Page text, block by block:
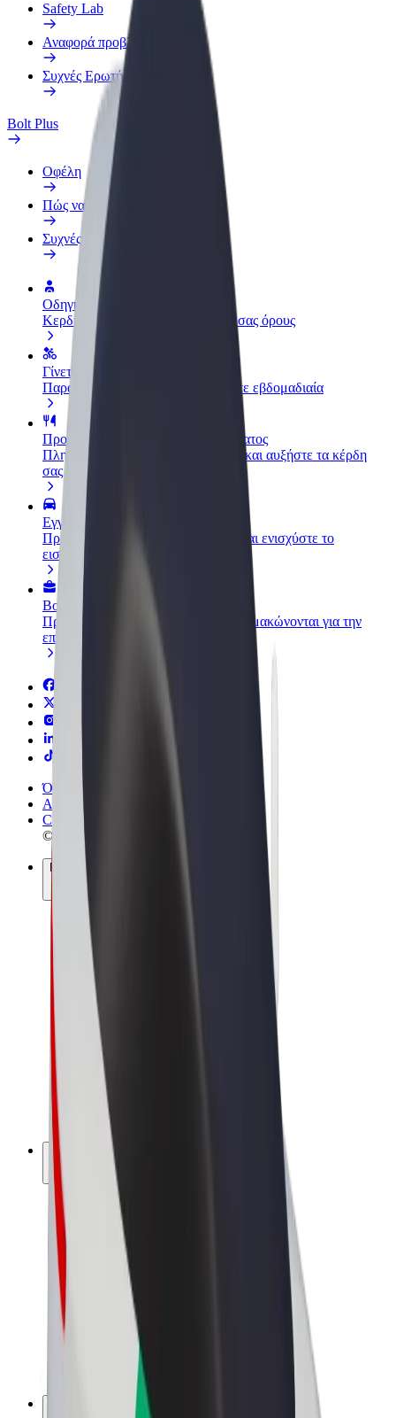
Safety Lab
Αναφορά προβλήματος
Συχνές Ερωτήσεις
Bolt Plus
Οφέλη
Πώς να συμμετάσχετε
Συχνές Ερωτήσεις
Οδηγήστε
Κερδίστε χρήματα με τους δικούς σας όρους
Γίνετε courier
Παραδώστε φαγητό και πληρώνεστε εβδομαδιαία
Προσθήκη εστιατορίου ή καταστήματος
Πλησιάστε περισσότερους πελάτες και αυξήστε τα κέρδη
σας
Εγγραφείτε ως ιδιοκτήτης στόλου
Προσθέστε το στόλο σας στο Bolt και ενισχύστε το
εισόδημά σας
Bolt for Business
Προϊόντα και υπηρεσίες Bolt που κλιμακώνονται για την
επιχείρησή σας
Όροι & Προϋποθέσεις
Απόρρητο
Cookies
© 2026 Bolt Technology OÜ
Προϊόντα
Διαδρομές
Σκούτερς
Αγορά Bolt
Bolt Food
Bolt Drive
Bolt for Business
Ηλεκτρικά ποδήλατα
Bolt Plus
Κερδίστε με Bolt
Οδηγοί
Απολαβές οδηγών
Διανομείς
Απολαβές διανομέων
Bolt Εμπόρους Τροφίμων
Franchises